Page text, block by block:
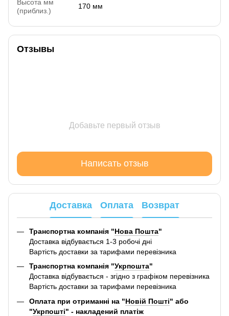
Высота мм
(приблиз.)
170 мм
Отзывы
Добавьте первый отзыв
Написать отзыв
Доставка Оплата Возврат
Транспортна компанія "Нова Пошта"
Доставка відбувається 1-3 робочі дні
Вартість доставки за тарифами перевізника
Транспортна компанія "Укрпошта"
Доставка відбувається - згідно з графіком перевізника
Вартість доставки за тарифами перевізника
Оплата при отриманні на "Новій Пошті" або
"Укрпошті" - накладений платіж